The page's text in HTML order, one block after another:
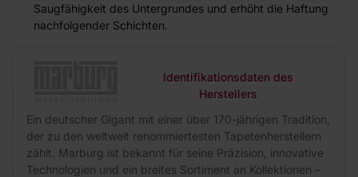
Saugfähigkeit des Untergrundes und erhöht die Haftung
nachfolgender Schichten.
Identifikationsdaten des
Herstellers
Ein deutscher Gigant mit einer über 170-jährigen Tradition,
der zu den weltweit renommiertesten Tapetenherstellern
zählt. Marburg ist bekannt für seine Präzision, innovative
Technologien und ein breites Sortiment an Kollektionen –